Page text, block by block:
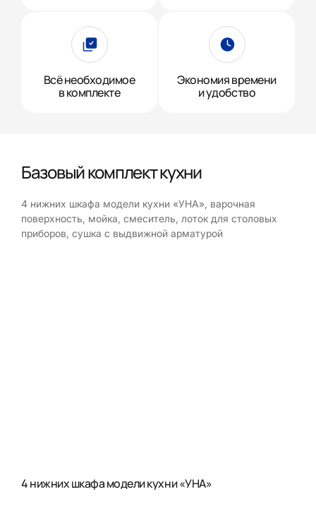
Всё необходимое
в комплекте
Экономия времени
и удобство
Базовый комплект кухни
4 нижних шкафа модели кухни «УНА», варочная
поверхность, мойка, смеситель, лоток для столовых
приборов, сушка с выдвижной арматурой
4 нижних шкафа модели кухни «УНА»